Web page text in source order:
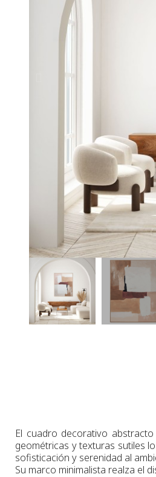
El cuadro decorativo
geométricas y texturas sutiles
sofisticación y serenidad al
Su marco minimalista realza el